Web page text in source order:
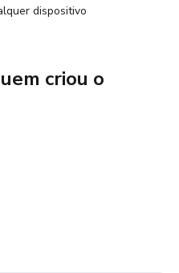
concretos e
dispositivo
criou o